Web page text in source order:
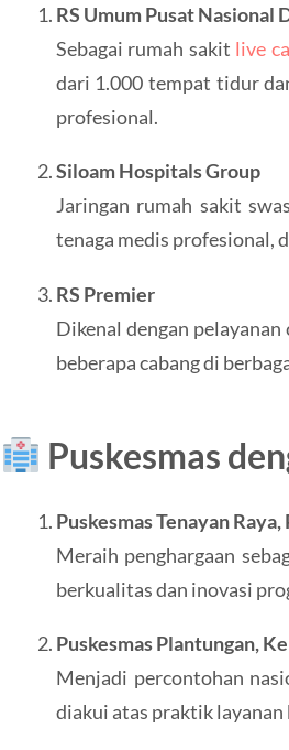
RS Umum Pusat Nasional
Sebagai rumah sakit live
dari 1.000 tempat tidur
profesional.
Siloam Hospitals Group
Jaringan rumah sakit
tenaga medis profesional,
RS Premier
Dikenal dengan
beberapa cabang di
Puskesmas
Puskesmas Tenayan
Meraih penghargaan
berkualitas dan inovasi
Puskesmas Plantungan,
Menjadi percontohan
diakui atas praktik layanan